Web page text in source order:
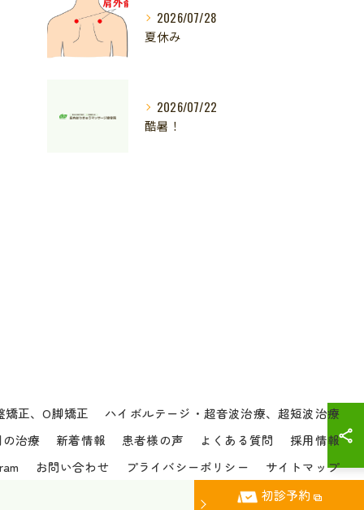
2026/07/28
夏休み
2026/07/22
酷暑！
初診予約
矯正、O脚矯正
ハイボルテージ・超音波治療、超短波治療
の治療 新着情報 患者様の声 よくある質問
採用情報
お問い合わせ プライバシーポリシー サイトマップ